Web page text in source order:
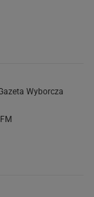
Wyborcza